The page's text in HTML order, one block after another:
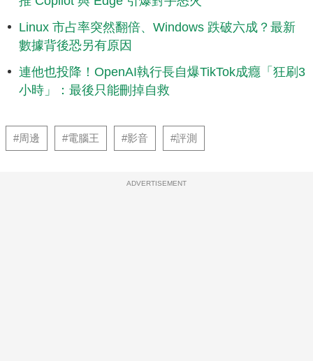
Linux 市占率突然翻倍、Windows 跌破六成？最新
數據背後恐另有原因
連他也投降！OpenAI執行長自爆TikTok成癮「狂刷3
小時」：最後只能刪掉自救
#周邊 #電腦王 #影音 #評測
ADVERTISEMENT